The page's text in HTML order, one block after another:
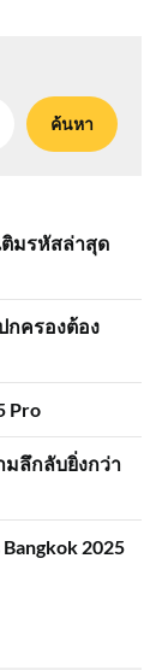
ค้นหา
ติมรหัสล่าสุด
กครองต้อง
Pro
มลึกลับยิ่งกว่า
2025